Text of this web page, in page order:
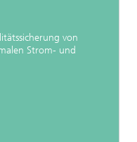
von
Strom- und